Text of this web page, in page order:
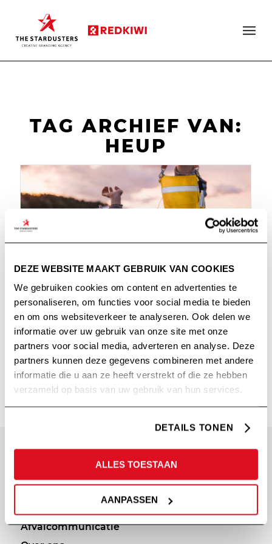
DEZE WEBSITE MAAKT GEBRUIK VAN COOKIES
We gebruiken cookies om content en advertenties te
personaliseren, om functies voor social media te bieden
en om ons websiteverkeer te analyseren. Ook delen we
informatie over uw gebruik van onze site met onze
partners voor social media, adverteren en analyse. Deze
partners kunnen deze gegevens combineren met andere
informatie die u aan ze heeft verstrekt of die ze hebben
verzameld op basis van uw gebruik van hun services.
DETAILS TONEN
ALLES TOESTAAN
AANPASSEN
TAG ARCHIEF VAN:
HEUP
Diensten
Afvalcommunicatie
PRIVACY
Cookie statement
Privacy policy